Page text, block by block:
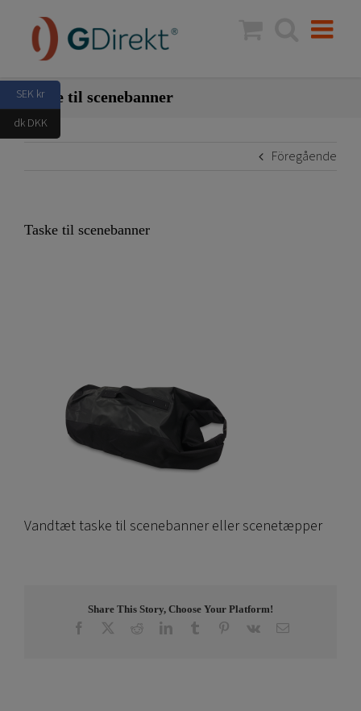
innehållet
Taske til scenebanner
Föregående
Taske til scenebanner
Vandtæt taske til scenebanner eller scenetæpper
Share This Story, Choose Your Platform!
Facebook RedditLinkedInTumblr Pinterest
Vk E-
SEK kr
dk DKK